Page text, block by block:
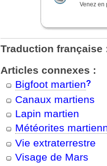
Venez en
Traduction française
Articles connexes :
Bigfoot martien?
Canaux martiens
Lapin martien
Météorites
Vie extraterrestre
Visage de Mars